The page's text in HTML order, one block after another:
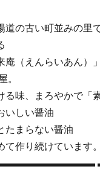
道の古い町並みの里
庵（えんらいあん）」
。
味、まろやかで「
いしい醤油
たまらない醤油
作り続けています。